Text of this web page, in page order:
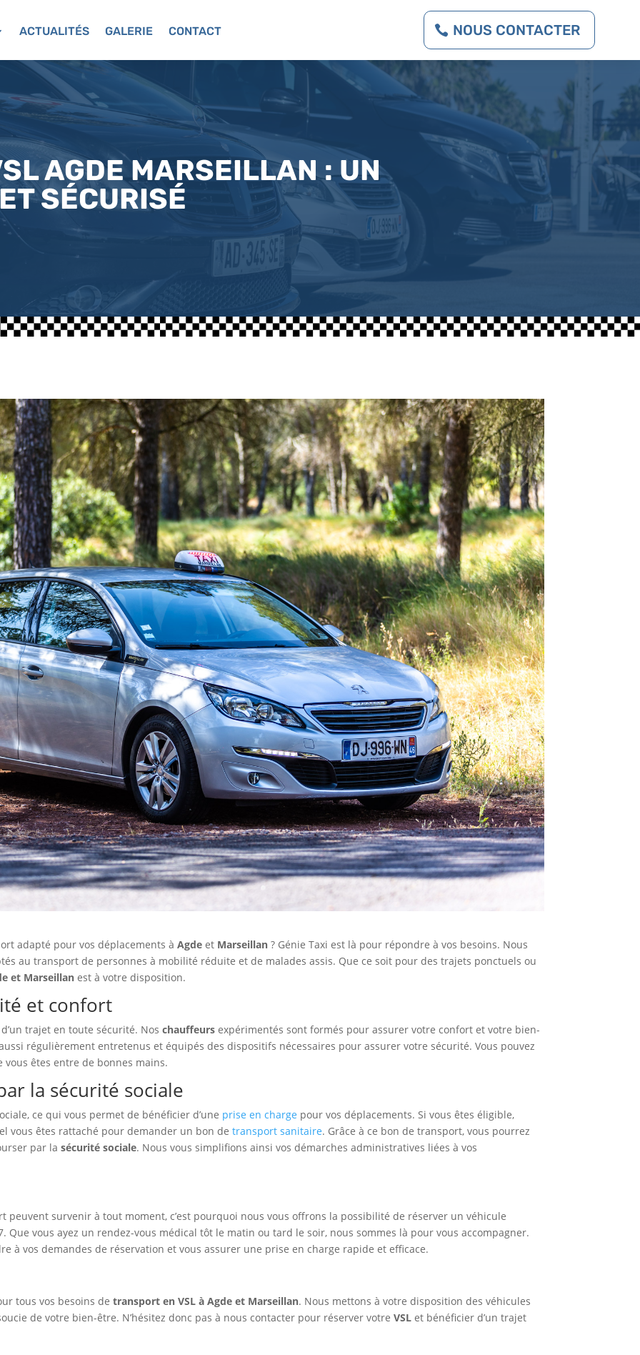
ACTUALITÉS GALERIE CONTACT NOUS CONTACTER
AGDE MARSEILLAN : UN
SÉCURISÉ
adapté pour vos déplacements àAgde et Marseillan ? Génie Taxi est là pour répondre à vos besoins. Nous
au transport de personnes à mobilité réduite et de malades assis. Que ce soit pour des trajets ponctuels ou
et Marseillan est à votre disposition.
et confort
trajet en toute sécurité. Noschauffeurs expérimentés sont formés pour assurer votre confort et votre bien-
régulièrement entretenus et équipés des dispositifs nécessaires pour assurer votre sécurité. Vous pouvez
êtes entre de bonnes mains.
la sécurité sociale
ce qui vous permet de bénéficier d’une prise en charge pour vos déplacements. Si vous êtes éligible,
vous êtes rattaché pour demander un bon detransport sanitaire. Grâce à ce bon de transport, vous pourrez
par lasécurité sociale. Nous vous simplifions ainsi vos démarches administratives liées à vos
peuvent survenir à tout moment, c’est pourquoi nous vous offrons la possibilité de réserver un véhicule
Que vous ayez un rendez-vous médical tôt le matin ou tard le soir, nous sommes là pour vous accompagner.
à vos demandes de réservation et vous assurer une prise en charge rapide et efficace.
tous vos besoins detransport en VSL à Agde et Marseillan. Nous mettons à votre disposition des véhicules
de votre bien-être. N’hésitez donc pas à nous contacter pour réserver votreVSL et bénéficier d’un trajet